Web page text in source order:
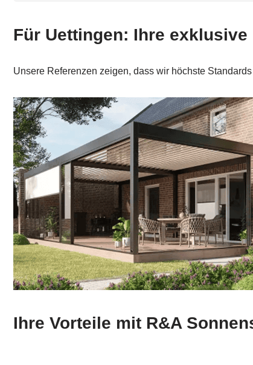
Für Uettingen: Ihre exklusive
Unsere Referenzen zeigen, dass wir höchste
Ihre Vorteile mit R&A